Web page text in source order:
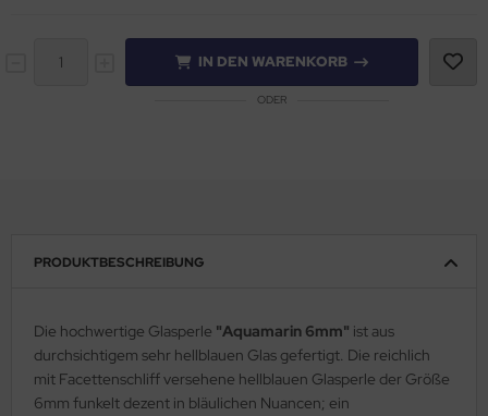
IN DEN WARENKORB
ODER
PRODUKTBESCHREIBUNG
Die hochwertige Glasperle "Aquamarin 6mm" ist aus
durchsichtigem sehr hellblauen Glas gefertigt. Die reichlich
mit Facettenschliff versehene hellblauen Glasperle der Größe
6mm funkelt dezent in bläulichen Nuancen; ein